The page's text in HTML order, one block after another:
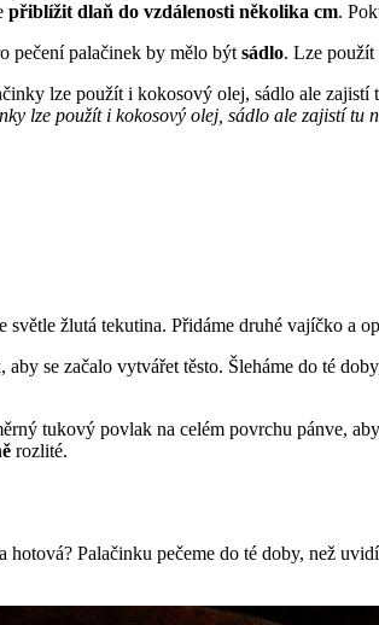
přiblížit dlaň do vzdálenosti několika cm.
pečení palačinek by mělo být sádlo. Lze použít
lze použít i kokosový olej, sádlo ale zajistí tu
žlutá tekutina. Přidáme druhé vajíčko a
aby se začalo vytvářet těsto. Šleháme do té
tukový povlak na celém povrchu pánve,
rozlité.
Palačinku pečeme do té doby, než